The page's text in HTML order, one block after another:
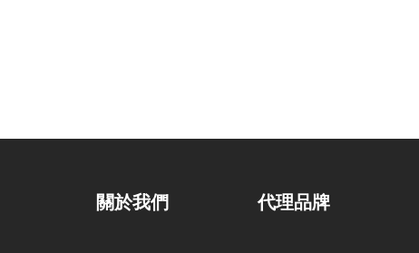
關於我們 代理品牌